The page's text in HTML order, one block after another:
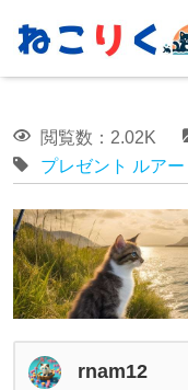
閲覧数：2.02K
プレゼント ルアー
rnam12